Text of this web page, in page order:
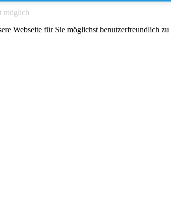
möglich
Webseite für Sie möglichst benutzerfreundlich zu